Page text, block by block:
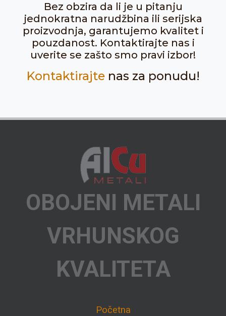
Bez obzira da li je u pitanju
jednokratna narudžbina ili serijska
proizvodnja, garantujemo kvalitet i
pouzdanost. Kontaktirajte nas i
uverite se zašto smo pravi izbor!
Kontaktirajtenas za ponudu!
OBOJENI METALI
VRHUNSKOG
KVALITETA
Početna